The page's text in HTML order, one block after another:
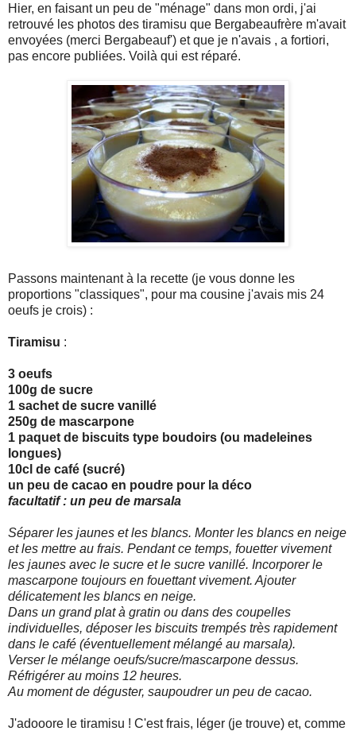
Hier, en faisant un peu de "ménage" dans mon ordi, j'ai
retrouvé les photos des tiramisu que Bergabeaufrère m'avait
envoyées (merci Bergabeauf') et que je n'avais , a fortiori,
pas encore publiées. Voilà qui est réparé.
Passons maintenant à la recette (je vous donne les
proportions "classiques", pour ma cousine j'avais mis 24
oeufs je crois) :
Tiramisu :
3 oeufs
100g de sucre
1 sachet de sucre vanillé
250g de mascarpone
1 paquet de biscuits type boudoirs (ou madeleines
longues)
10cl de café (sucré)
un peu de cacao en poudre pour la déco
facultatif : un peu de marsala
Séparer les jaunes et les blancs. Monter les blancs en neige
et les mettre au frais. Pendant ce temps, fouetter vivement
les jaunes avec le sucre et le sucre vanillé. Incorporer le
mascarpone toujours en fouettant vivement. Ajouter
délicatement les blancs en neige.
Dans un grand plat à gratin ou dans des coupelles
individuelles, déposer les biscuits trempés très rapidement
dans le café (éventuellement mélangé au marsala).
Verser le mélange oeufs/sucre/mascarpone dessus.
Réfrigérer au moins 12 heures.
Au moment de déguster, saupoudrer un peu de cacao.
J'adooore le tiramisu ! C'est frais, léger (je trouve) et, comme